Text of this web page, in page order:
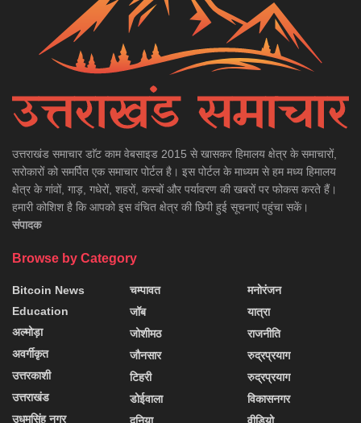
उत्तराखंड समाचार डाॅट काम वेबसाइड 2015 से खासकर हिमालय क्षेत्र के समाचारों,
सरोकारों को समर्पित एक समाचार पोर्टल है। इस पोर्टल के माध्यम से हम मध्य हिमालय
क्षेत्र के गांवों, गाड़, गधेरों, शहरों, कस्बों और पर्यावरण की खबरों पर फोकस करते हैं।
हमारी कोशिश है कि आपको इस वंचित क्षेत्र की छिपी हुई सूचनाएं पहुंचा सकें।
संपादक
Browse by Category
Bitcoin News
Education
अल्मोड़ा
अवर्गीकृत
उत्तरकाशी
उत्तराखंड
उधमसिंह नगर
चम्पावत
जॉब
जोशीमठ
जौनसार
टिहरी
डोईवाला
मनोरंजन
यात्रा
राजनीति
रुद्रप्रयाग
रुद्रप्रयाग
विकासनगर